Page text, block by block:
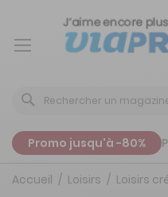
Promo jusqu'à -80%
Accueil Loisirs Loisirs